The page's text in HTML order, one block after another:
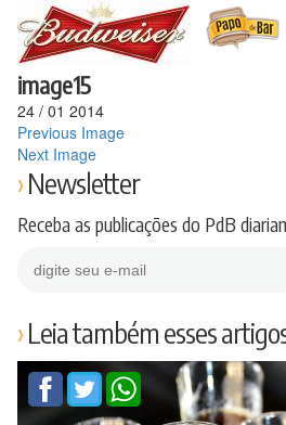
para
conteúdo
image15
24 / 01 2014
Previous Image
Next Image
Newsletter
Receba as publicações do PdB
Leia também esses